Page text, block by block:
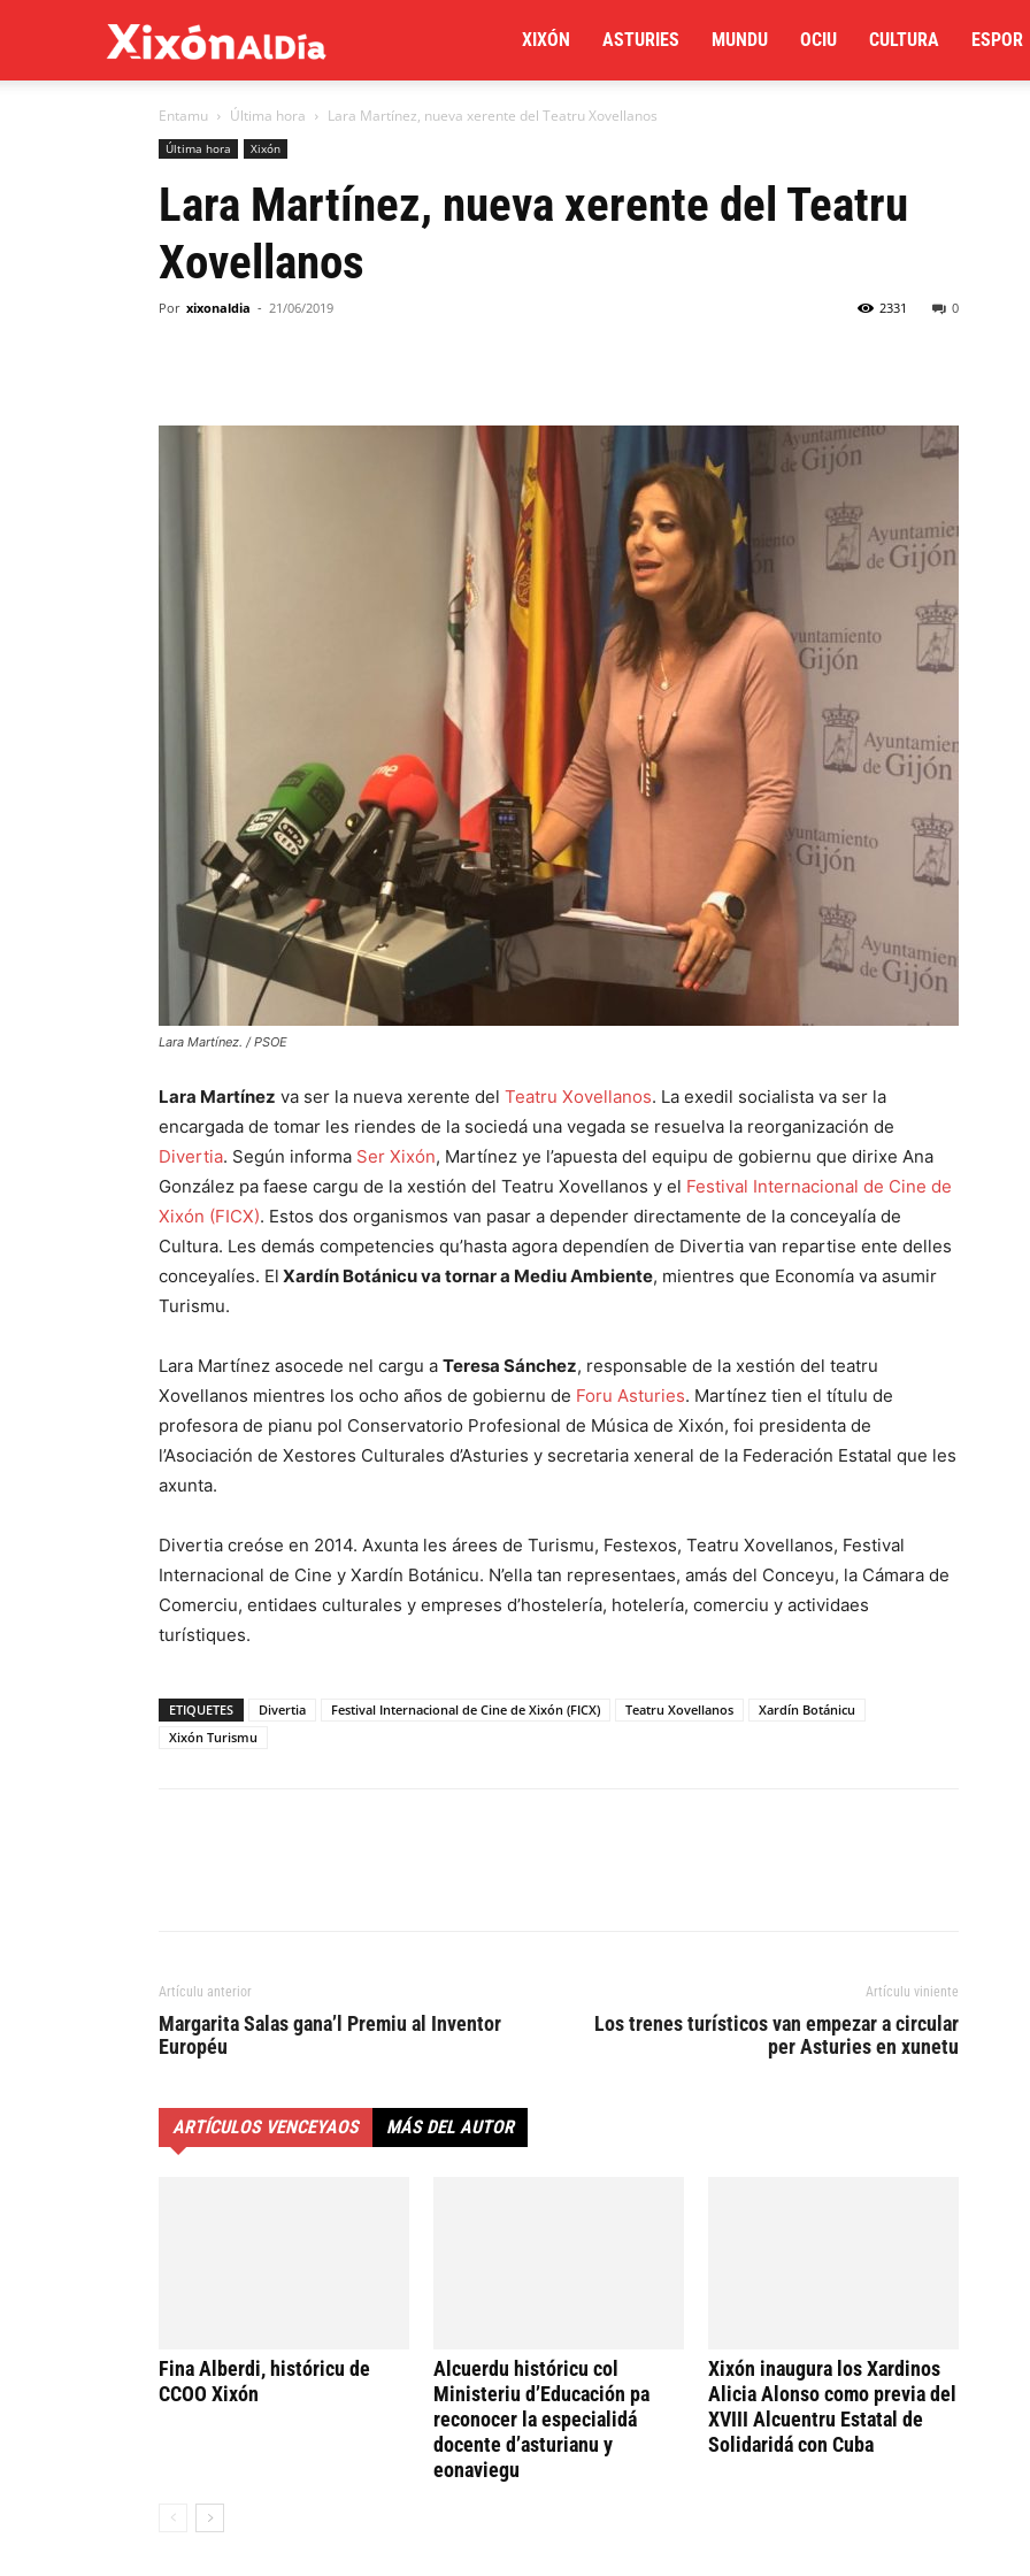
al
día
XIXÓN ASTURIES MUNDU OCIU CULTURA ESPOR
Entamu Última hora Lara Martínez, nueva xerente del Teatru Xovellanos
Última hora Xixón
Lara Martínez, nueva xerente del Teatru
Xovellanos
Por xixonaldia - 21/06/2019 0
2331
Lara Martínez. / PSOE
Lara Martínez va ser la nueva xerente del Teatru Xovellanos. La exedil socialista va ser la
encargada de tomar les riendes de la sociedá una vegada se resuelva la reorganización de
Divertia. Según informa Ser Xixón, Martínez ye l’apuesta del equipu de gobiernu que dirixe Ana
González pa faese cargu de la xestión del Teatru Xovellanos y el Festival Internacional de Cine de
Xixón (FICX). Estos dos organismos van pasar a depender directamente de la conceyalía de
Cultura. Les demás competencies qu’hasta agora dependíen de Divertia van repartise ente delles
conceyalíes. El Xardín Botánicu va tornar a Mediu Ambiente, mientres que Economía va asumir
Turismu.
Lara Martínez asocede nel cargu a Teresa Sánchez, responsable de la xestión del teatru
Xovellanos mientres los ocho años de gobiernu de Foru Asturies. Martínez tien el títulu de
profesora de pianu pol Conservatorio Profesional de Música de Xixón, foi presidenta de
l’Asociación de Xestores Culturales d’Asturies y secretaria xeneral de la Federación Estatal que les
axunta.
Divertia creóse en 2014. Axunta les árees de Turismu, Festexos, Teatru Xovellanos, Festival
Internacional de Cine y Xardín Botánicu. N’ella tan representaes, amás del Conceyu, la Cámara de
Comerciu, entidaes culturales y empreses d’hostelería, hotelería, comerciu y actividaes
turístiques.
ETIQUETES Divertia Festival Internacional de Cine de Xixón (FICX) Teatru Xovellanos
Xardín Botánicu
Xixón Turismu
Artículu anterior
Margarita Salas gana’l Premiu al Inventor
Européu
Artículu viniente
Los trenes turísticos van empezar a circular
per Asturies en xunetu
ARTÍCULOS VENCEYAOS MÁS DEL AUTOR
Fina Alberdi, históricu de
CCOO Xixón
Alcuerdu históricu col
Ministeriu d’Educación pa
reconocer la especialidá
docente d’asturianu y
eonaviegu
Xixón inaugura los Xardinos
Alicia Alonso como previa del
XVIII Alcuentru Estatal de
Solidaridá con Cuba